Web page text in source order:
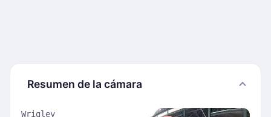
Resumen de la cámara
Wrigley